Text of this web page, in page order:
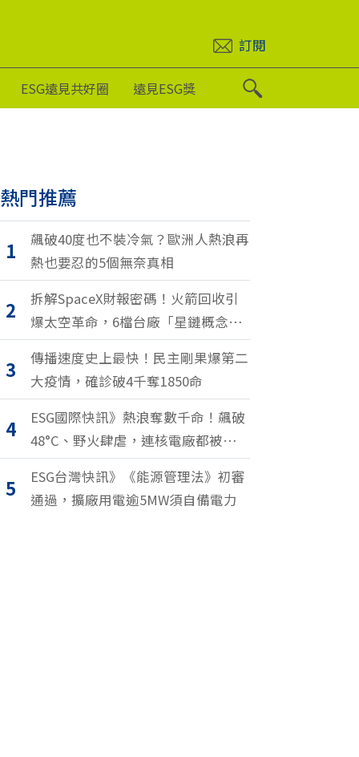
訂閱
ESG遠見共好圈 遠見ESG獎
熱門推薦
1
飆破40度也不裝冷氣？歐洲人熱浪再
熱也要忍的5個無奈真相
2
拆解SpaceX財報密碼！火箭回收引
爆太空革命，6檔台廠「星鏈概念
股」搶紅利
3
傳播速度史上最快！民主剛果爆第二
大疫情，確診破4千奪1850命
4
ESG國際快訊》熱浪奪數千命！飆破
48°C、野火肆虐，連核電廠都被逼停
擺
5
ESG台灣快訊》《能源管理法》初審
通過，擴廠用電逾5MW須自備電力